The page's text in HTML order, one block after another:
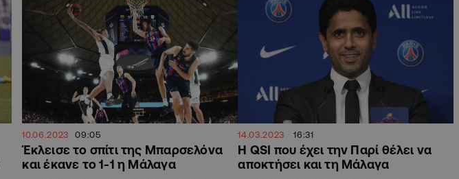
10.06.2023 09:05
Έκλεισε το σπίτι της Μπαρσελόνα
και έκανε το 1-1 η Μάλαγα
14.03.2023 16:31
H QSI που έχει την Παρί θέλει να
αποκτήσει και τη Μάλαγα